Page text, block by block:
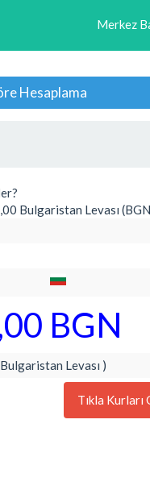
Merkez
Hesaplama
Bulgaristan Levası
BGN
Levası )
Tıkla Kurları